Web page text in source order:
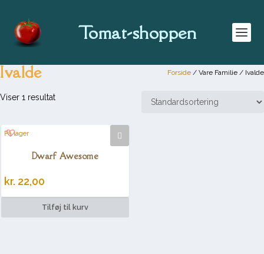
Tomat-shoppen
Ivalde Forside / Vare Familie / Ivalde
Viser 1 resultat
På lager
Dwarf Awesome
kr. 22,00
Tilføj til kurv